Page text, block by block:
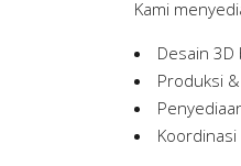
Kami
Desain
Produksi
Koordinasi